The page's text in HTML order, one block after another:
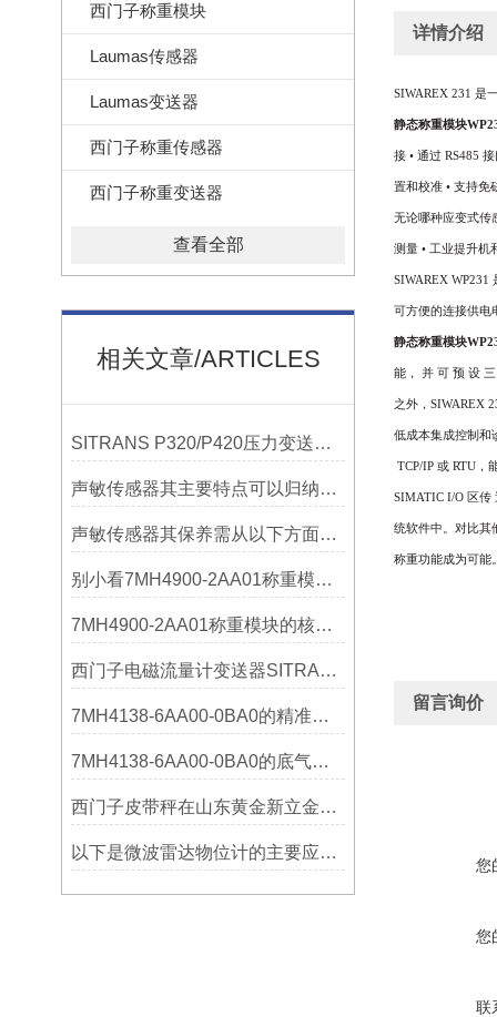
西门子称重模块
Laumas传感器
Laumas变送器
西门子称重传感器
西门子称重变送器
查看全部
相关文章/ARTICLES
SITRANS P320/P420压力变送器概述
声敏传感器其主要特点可以归纳为以下几个核心维度
声敏传感器其保养需从以下方面入手
别小看7MH4900-2AA01称重模块！这些你日常接触的领域，早已离不开它
7MH4900-2AA01称重模块的核心亮点，藏着让效率翻倍的“关键密码”
西门子电磁流量计变送器SITRANS FMT020的功能
7MH4138-6AA00-0BA0的精准从何而来？关键组成部分，藏着答案！
7MH4138-6AA00-0BA0的底气：这些核心功能，让精准称重不再是难题
西门子皮带秤在山东黄金新立金矿的成功应用
以下是微波雷达物位计的主要应用领域及具体场景分析
详情介绍
SIWAREX 231 是
静态称重模块
接 • 通过 RS485 接
置和校准 • 支持免
无论哪种应变式传
测量 • 工业提升机
SIWAREX WP231
可方便的连接供
静态称重模块
能， 并 可 预 设
之外， SIWAREX
低成本集成控制和
TCP/IP 或 RTU ，
SIMATIC I/O 区传
统软件中。对比其
称重功能成为可能
留言询价
您
您
联